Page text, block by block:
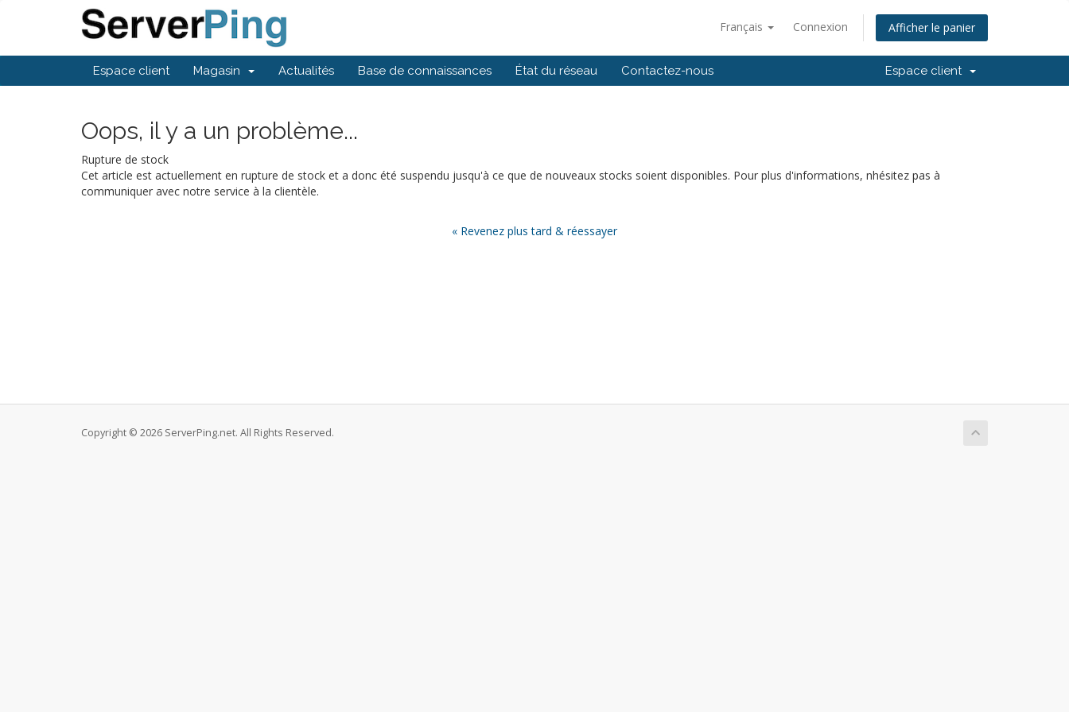
Français Connexion Afficher le panier
Espace client Magasin Actualités Base de connaissances État du réseau Contactez-nous Espace client
Oops, il y a un problème...
Rupture de stock
Cet article est actuellement en rupture de stock et a donc été suspendu jusqu'à ce que de nouveaux stocks soient disponibles. Pour plus d'informations, nhésitez pas à
communiquer avec notre service à la clientèle.
« Revenez plus tard & réessayer
Copyright © 2026 ServerPing.net. All Rights Reserved.